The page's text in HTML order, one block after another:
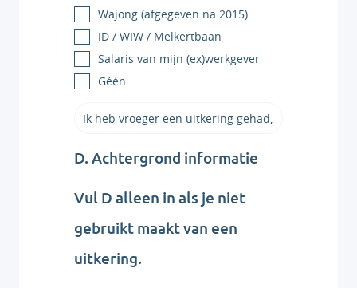
Wajong (afgegeven na 2015)
ID / WIW / Melkertbaan
Salaris van mijn (ex)werkgever
Géén
D. Achtergrond informatie
Vul D alleen in als je niet
gebruikt maakt van een
uitkering.